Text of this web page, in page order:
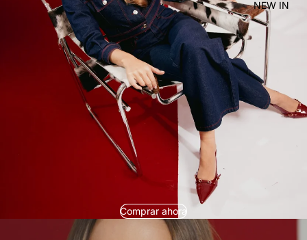
NEW IN
Comprar ahora